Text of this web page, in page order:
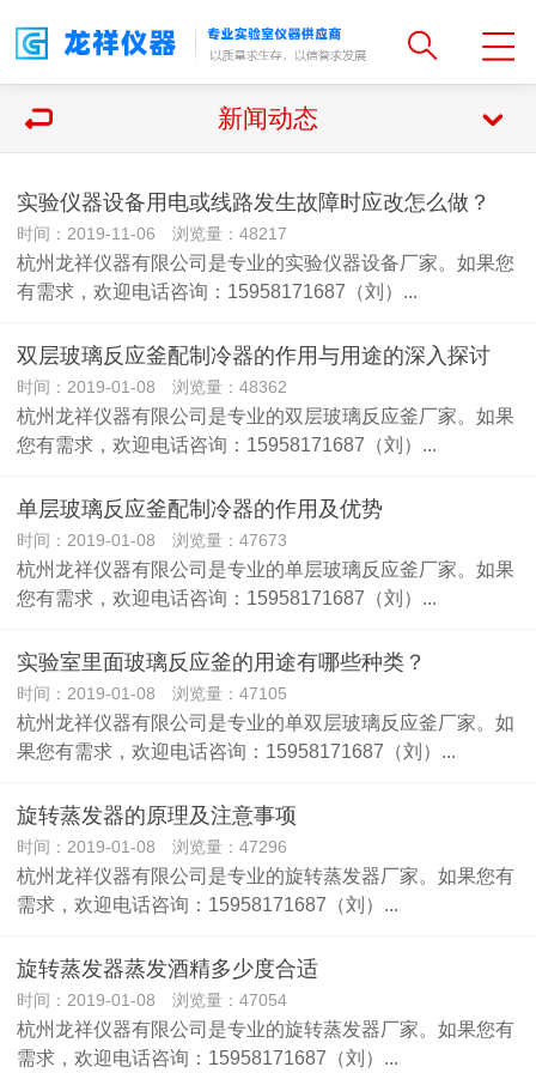
新闻动态
实验仪器设备用电或线路发生故障时应改怎么做？
时间：2019-11-06 浏览量：48217
杭州龙祥仪器有限公司是专业的实验仪器设备厂家。如果您
有需求，欢迎电话咨询：15958171687（刘）...
双层玻璃反应釜配制冷器的作用与用途的深入探讨
时间：2019-01-08 浏览量：48362
杭州龙祥仪器有限公司是专业的双层玻璃反应釜厂家。如果
您有需求，欢迎电话咨询：15958171687（刘）...
单层玻璃反应釜配制冷器的作用及优势
时间：2019-01-08 浏览量：47673
杭州龙祥仪器有限公司是专业的单层玻璃反应釜厂家。如果
您有需求，欢迎电话咨询：15958171687（刘）...
实验室里面玻璃反应釜的用途有哪些种类？
时间：2019-01-08 浏览量：47105
​杭州龙祥仪器有限公司是专业的单双层玻璃反应釜厂家。如
果您有需求，欢迎电话咨询：15958171687（刘）...
旋转蒸发器的原理及注意事项
时间：2019-01-08 浏览量：47296
杭州龙祥仪器有限公司是专业的旋转蒸发器厂家。如果您有
需求，欢迎电话咨询：15958171687（刘）...
旋转蒸发器蒸发酒精多少度合适
时间：2019-01-08 浏览量：47054
杭州龙祥仪器有限公司是专业的旋转蒸发器厂家。如果您有
需求，欢迎电话咨询：15958171687（刘）...